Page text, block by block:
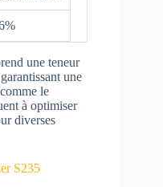
une teneur
une
le
à optimiser
diverses
S235